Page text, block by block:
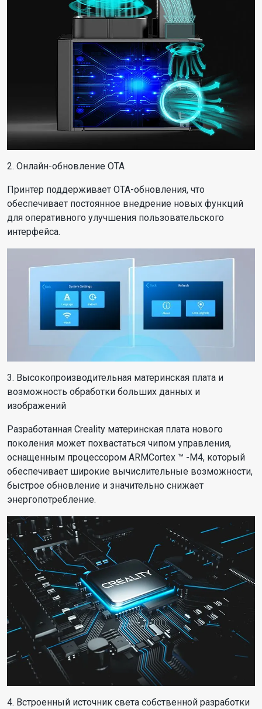
2. Онлайн-обновление OTA
Принтер поддерживает OTA-обновления, что
обеспечивает постоянное внедрение новых функций
для оперативного улучшения пользовательского
интерфейса.
3. Высокопроизводительная материнская плата и
возможность обработки больших данных и
изображений
Разработанная Creality материнская плата нового
поколения может похвастаться чипом управления,
оснащенным процессором ARMCortex ™ -M4, который
обеспечивает широкие вычислительные возможности,
быстрое обновление и значительно снижает
энергопотребление.
4. Встроенный источник света собственной разработки